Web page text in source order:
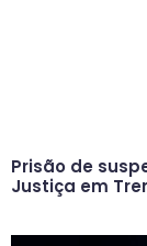
Prisão de
Justiça em